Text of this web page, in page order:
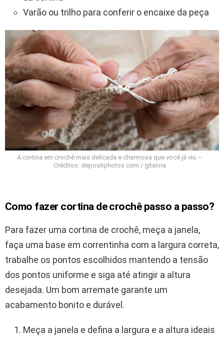
Varão ou trilho para conferir o encaixe da peça
A cortina em crochê mais delicada e charmosa que você já viu –
Créditos: depositphotos.com / gitanna
Como fazer cortina de crochê passo a passo?
Para fazer uma cortina de crochê, meça a janela,
faça uma base em correntinha com a largura correta,
trabalhe os pontos escolhidos mantendo a tensão
dos pontos uniforme e siga até atingir a altura
desejada. Um bom arremate garante um
acabamento bonito e durável.
Meça a janela e defina a largura e a altura ideais